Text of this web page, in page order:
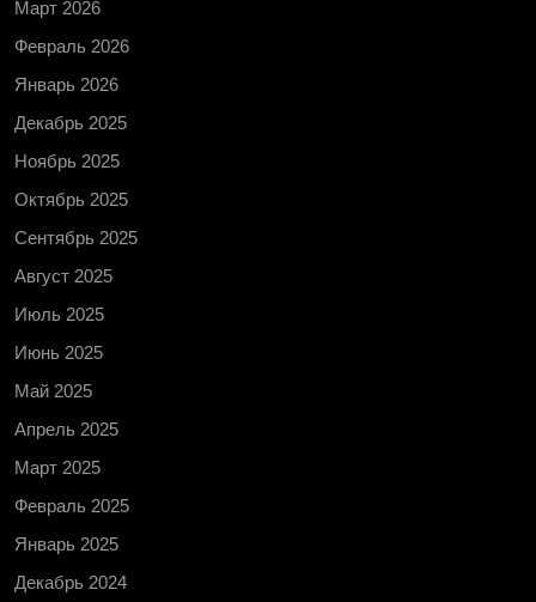
Март 2026
Февраль 2026
Январь 2026
Декабрь 2025
Ноябрь 2025
Октябрь 2025
Сентябрь 2025
Август 2025
Июль 2025
Июнь 2025
Май 2025
Апрель 2025
Март 2025
Февраль 2025
Январь 2025
Декабрь 2024